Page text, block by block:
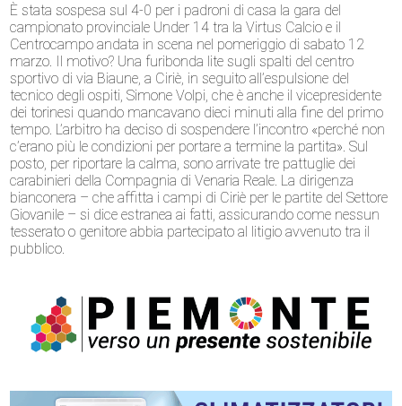
È stata sospesa sul 4-0 per i padroni di casa la gara del
campionato provinciale Under 14 tra la Virtus Calcio e il
Centrocampo andata in scena nel pomeriggio di sabato 12
marzo. Il motivo? Una furibonda lite sugli spalti del centro
sportivo di via Biaune, a Ciriè, in seguito all’espulsione del
tecnico degli ospiti, Simone Volpi, che è anche il vicepresidente
dei torinesi quando mancavano dieci minuti alla fine del primo
tempo. L’arbitro ha deciso di sospendere l’incontro «perché non
c’erano più le condizioni per portare a termine la partita». Sul
posto, per riportare la calma, sono arrivate tre pattuglie dei
carabinieri della Compagnia di Venaria Reale. La dirigenza
bianconera – che affitta i campi di Ciriè per le partite del Settore
Giovanile – si dice estranea ai fatti, assicurando come nessun
tesserato o genitore abbia partecipato al litigio avvenuto tra il
pubblico.